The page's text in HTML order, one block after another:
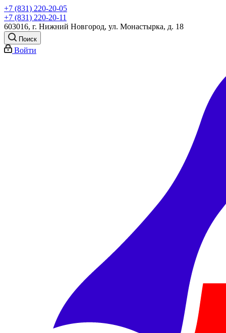
+7 (831) 220-20-05
+7 (831) 220-20-11
603016, г. Нижний Новгород, ул. Монастырка, д. 18
Поиск
Войти